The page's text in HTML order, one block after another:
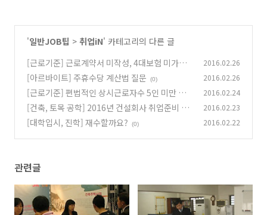
'일반JOB팁 > 취업iN' 카테고리의 다른 글
[근로기준] 근로계약서 미작성, 4대보험 미가입
시 퇴직금, 주휴수당 받을 수 있나요?
(0)
2016.02.26
[아르바이트] 주휴수당 계산법 질문 (0) 2016.02.26
[근로기준] 편법적인 상시근로자수 5인 미만 사
업장
(0)
2016.02.24
[건축, 토목 공학] 2016년 건설회사 취업준비 질
문/답변 ★ 건설사 취업스펙 (0)
2016.02.23
[대학입시, 진학] 재수할까요? (0) 2016.02.22
관련글